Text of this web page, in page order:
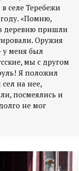
селе Теребежи
«Помню,
деревню пришли
Оружия
у меня был
мы с другом
Я положил
на нее,
посмеялись и
не мог